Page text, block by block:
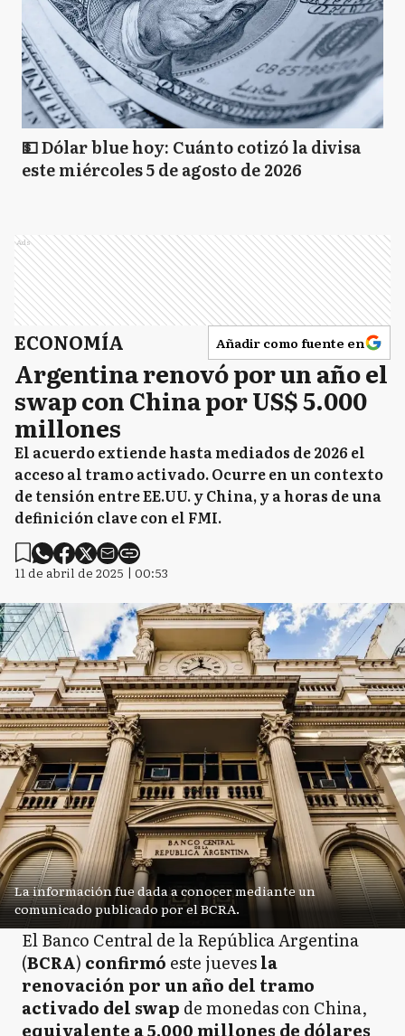
💵 Dólar blue hoy: Cuánto cotizó la divisa
este miércoles 5 de agosto de 2026
Ads
ECONOMÍA Añadir como fuente en
Argentina renovó por un año el
swap con China por US$ 5.000
millones
El acuerdo extiende hasta mediados de 2026 el
acceso al tramo activado. Ocurre en un contexto
de tensión entre EE.UU. y China, y a horas de una
definición clave con el FMI.
11 de abril de 2025 | 00:53
La información fue dada a conocer mediante un
comunicado publicado por el BCRA.
El Banco Central de la República Argentina
(BCRA) confirmó este juevesla
renovación por un año del tramo
activado del swap de monedas con China,
equivalente a 5.000 millones de dólares